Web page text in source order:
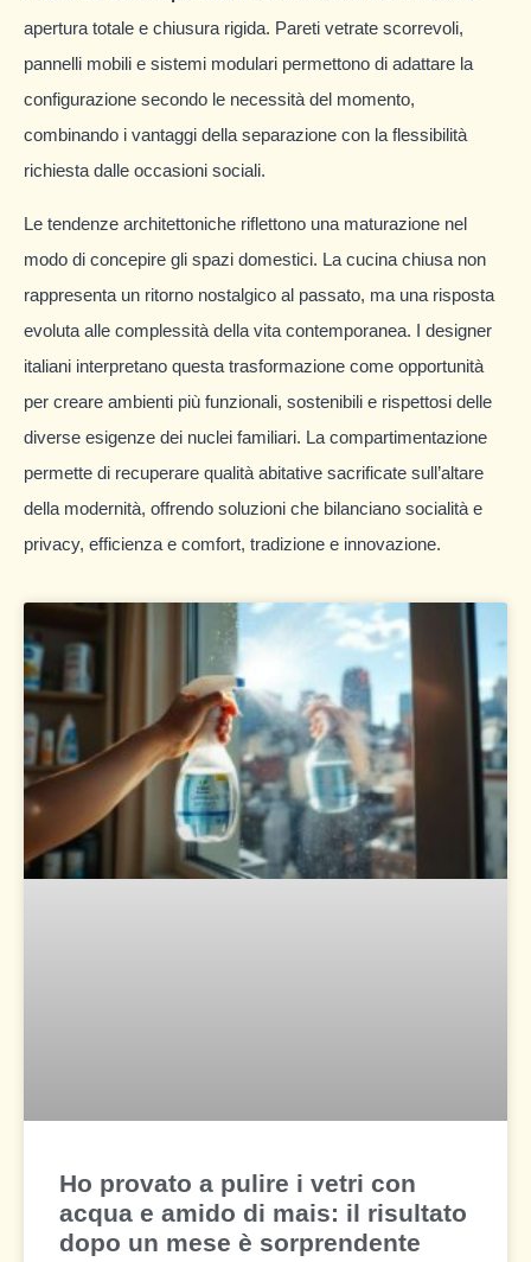
Ho provato a pulire i vetri con
acqua e amido di mais: il risultato
dopo un mese è sorprendente
apertura totale e chiusura rigida. Pareti vetrate scorrevoli,
pannelli mobili e sistemi modulari permettono di adattare la
configurazione secondo le necessità del momento,
combinando i vantaggi della separazione con la flessibilità
richiesta dalle occasioni sociali.
Le tendenze architettoniche riflettono una maturazione nel
modo di concepire gli spazi domestici. La cucina chiusa non
rappresenta un ritorno nostalgico al passato, ma una risposta
evoluta alle complessità della vita contemporanea. I designer
italiani interpretano questa trasformazione come opportunità
per creare ambienti più funzionali, sostenibili e rispettosi delle
diverse esigenze dei nuclei familiari. La compartimentazione
permette di recuperare qualità abitative sacrificate sull’altare
della modernità, offrendo soluzioni che bilanciano socialità e
privacy, efficienza e comfort, tradizione e innovazione.